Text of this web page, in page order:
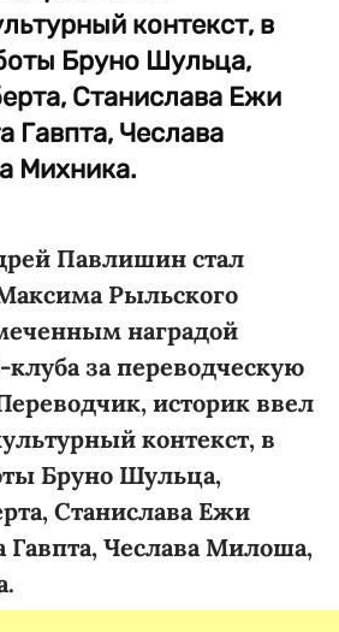
контекст, в
Бруно Шульца,
Станислава Ежи
Гавпта, Чеслава
Михника.
Павлишин стал
Рыльского
наградой
за переводческую
историк ввел
контекст, в
Бруно Шульца,
Станислава Ежи
Гавпта, Чеслава Милоша,